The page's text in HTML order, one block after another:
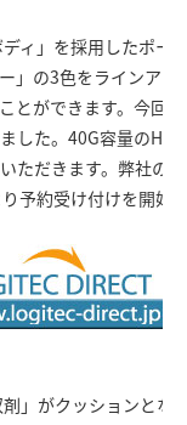
ィ」を採用したポー
」の3色をラインア
とができます。今回
した。40G容量の
ただきます。弊社の
予約受け付けを開始
」がクッションとな